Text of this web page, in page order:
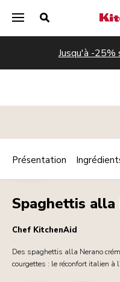
Jusqu'à -25%
PÂTES
Spaghettis alla
Chef KitchenAid
Des spaghettis alla Nerano
courgettes : le réconfort italien à
Présentation